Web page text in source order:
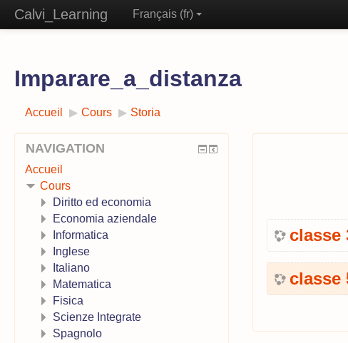
Calvi_Learning Français ‎(fr)‎
Imparare_a_distanza
Accueil ▶︎ Cours ▶︎ Storia
classe
classe
NAVIGATION
Accueil
Cours
Diritto ed economia
Economia aziendale
Informatica
Inglese
Italiano
Matematica
Fisica
Scienze Integrate
Spagnolo